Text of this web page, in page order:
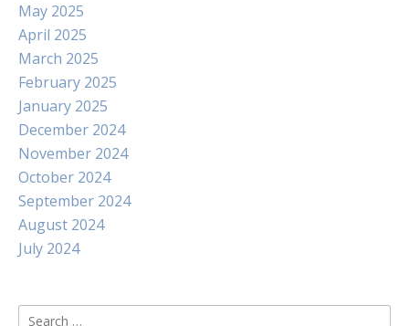
May 2025
April 2025
March 2025
February 2025
January 2025
December 2024
November 2024
October 2024
September 2024
August 2024
July 2024
Search